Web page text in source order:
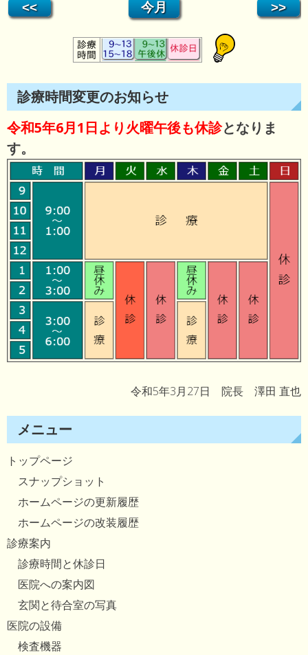
診療時間変更のお知らせ
令和5年6月1日より火曜午後も休診となりま
す。
令和5年3月27日 院長 澤田 直也
メニュー
トップページ
スナップショット
ホームページの更新履歴
ホームページの改装履歴
診療案内
診療時間と休診日
医院への案内図
玄関と待合室の写真
医院の設備
検査機器